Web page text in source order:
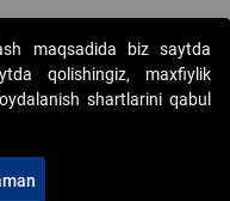
auksionlarni
maqsadida biz saytda
qolishingiz, maxfiylik
shartlarini qabul